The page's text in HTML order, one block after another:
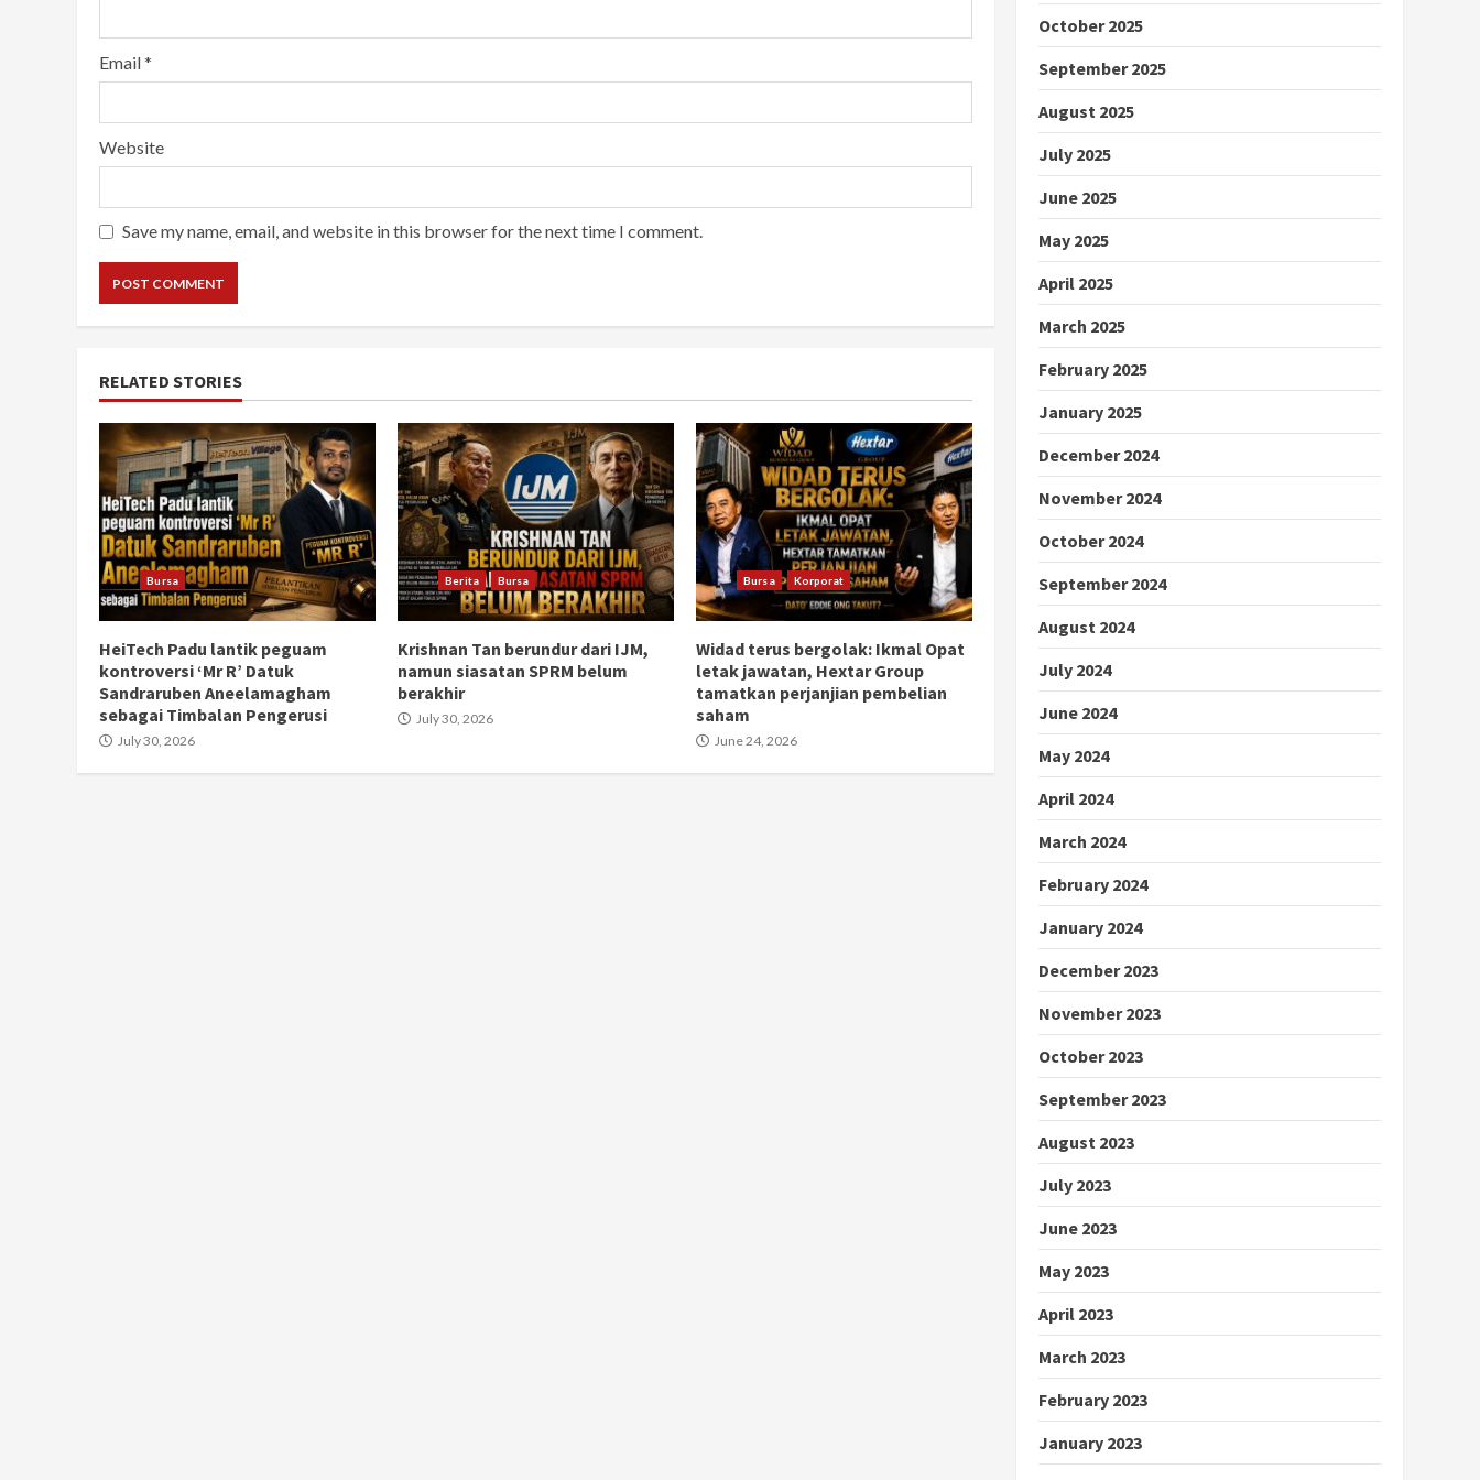
Email*
Website
Save my name, email, and website in this browser for the next time I comment.
RELATED STORIES
Bursa
HeiTech Padu lantik peguam
kontroversi ‘Mr R’ Datuk
Sandraruben Aneelamagham
sebagai Timbalan Pengerusi
July 30, 2026
Berita Bursa
Krishnan Tan berundur dari IJM,
namun siasatan SPRM belum
berakhir
July 30, 2026
Bursa Korporat
Widad terus bergolak: Ikmal Opat
letak jawatan, Hextar Group
tamatkan perjanjian pembelian
saham
June 24, 2026
October 2025
September 2025
August 2025
July 2025
June 2025
May 2025
April 2025
March 2025
February 2025
January 2025
December 2024
November 2024
October 2024
September 2024
August 2024
July 2024
June 2024
May 2024
April 2024
March 2024
February 2024
January 2024
December 2023
November 2023
October 2023
September 2023
August 2023
July 2023
June 2023
May 2023
April 2023
March 2023
February 2023
January 2023